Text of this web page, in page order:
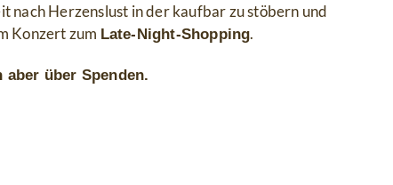
nach Herzenslust in der kaufbar zu stöbern und
Konzert zum Late-Night-Shopping.
über Spenden.